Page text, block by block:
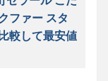
ファー スタ
較して最安値